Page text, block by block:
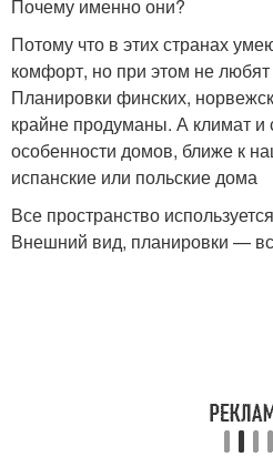
Почему именно они?
Потому что в этих странах
комфорт, но при этом не любят
Планировки финских,
крайне продуманы. А климат и
особенности домов, ближе к
испанские или польские дома
Все пространство
Внешний вид, планировки —